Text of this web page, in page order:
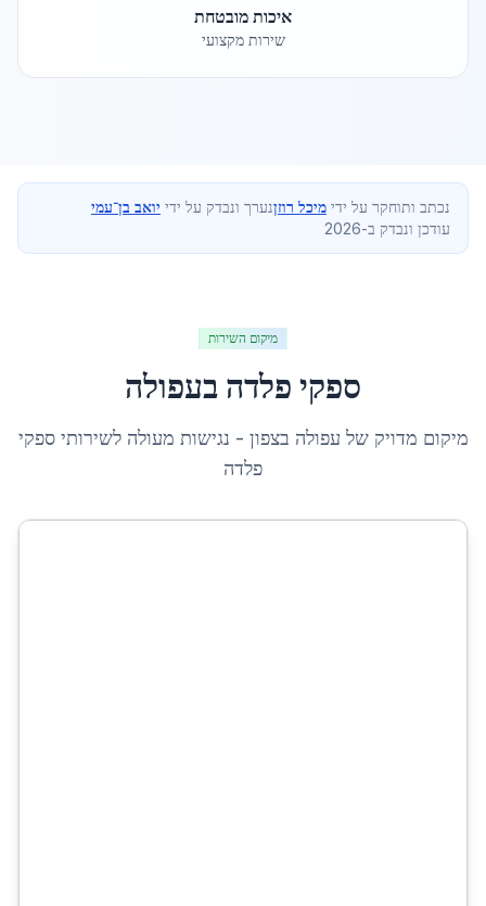
איכות מובטחת
שירות מקצועי
נכתב ותוחקר על ידי מיכל רוזןנערך ונבדק על ידי יואב בן־עמי
עודכן ונבדק ב-2026
מיקום השירות
ספקי פלדה בעפולה
מיקום מדויק של עפולה בצפון - נגישות מעולה לשירותיספקי
פלדה